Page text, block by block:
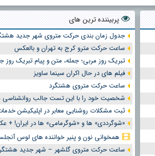
پربیننده ترین های
جدول زمان بندی حرکت متروی شهر جدید
ساعت حرکت مترو کرج به تهران و بالعکس
تبریک روز مربی؛ جمله، متن و پیام تبریک روز
فیلم های در حال اکران سینما ساویز
ساعت حرکت متروی هشتگرد
شخصیت خود را با این تست جالب روانشناسی
ثبت مشکلات روشنایی معابر در اپلیکیشن
«شوگرددی» ها و «شوگرمامی» ها در ایران! +
همخوانی نون و پنیر خواننده های لوس
ساعت حرکت متروی گلشهر – شهر جدید